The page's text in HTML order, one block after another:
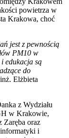
powietrza w
Krakowa, choć
jest z pewnością
PM10 w
edukacja są
do
Elżbieta
z Wydziału
w Krakowie,
Zaręba oraz
i